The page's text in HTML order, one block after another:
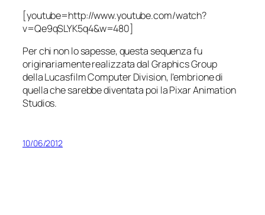
[youtube=http://www.youtube.com/watch?
v=Qe9qSLYK5q4&w=480]
Per chi non lo sapesse, questa sequenza fu
originariamente realizzata dalGraphics Group
dellaLucasfilm Computer Division, l’embrione di
quella che sarebbe diventata poi laPixar Animation
Studios.
10/06/2012